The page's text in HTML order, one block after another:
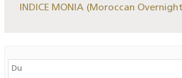
INDICE MONIA (Moroccan